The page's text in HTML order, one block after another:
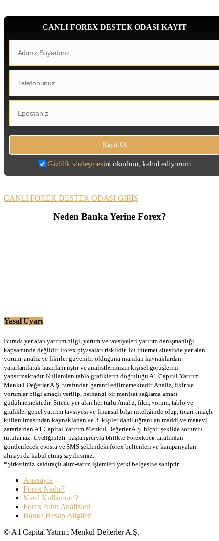
CANLI FOREX DESTEK ODASI KAYIT
Gizlilik sözleşmesini okudum, kabul ediyorum.
CANLI FOREX DESTEK ODASI GİRİŞ
Neden Banka Yerine Forex?
Yasal Uyarı
Burada yer alan yatırım bilgi, yorum ve tavsiyeleri yatırım danışmanlığı
kapsamında değildir. Forex piyasaları risklidir. Bu internet sitesinde yer alan
yorum, analiz ve fikirler güvenilir olduğuna inanılan kaynaklardan
yararlanılarak hazırlanmıştır ve analistlerimizin kişisel görüşlerini
yansıtmaktadır. Kullanılan tablo grafiklerin doğruluğu A1 Capital Yatırım
Menkul Değerler A.Ş. tarafından garanti edilmemektedir. Analiz, fikir ve
yorumlar bilgi amaçlı verilip, herhangi bir menfaat sağlama amacı
güdülmemektedir. Sitede yer alan her türlü Analiz, fikir, yorum, tablo ve
grafikler genel yatırım tavsiyesi ve finansal bilgi niteliğinde olup, ticari amaçlı
kullanılmasından kaynaklanan ve 3. kişiler dahil uğranılan maddi ve manevi
zararlardan A1 Capital Yatırım Menkul Değerler A.Ş. hiçbir şekilde sorumlu
tutulamaz. Üyeliğinizin başlangıcıyla birlikte Forexkocu tarafından
gönderilecek eposta ve SMS şeklindeki forex bültenleri ve kampanyaları
almayı da kabul etmiş sayılırsınız.
*Şirketimiz kaldıraçlı alım-satım işlemleri yetki belgesine sahiptir.
Anasayfa
Forex Nedir?
Nasıl Kullanırım?
Forex Altın Analizleri
Banka Hesap Bilgileri
© A1 Capital Yatırım Menkul Değerler A.Ş.